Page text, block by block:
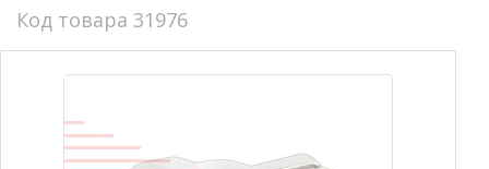
Код товара 31976